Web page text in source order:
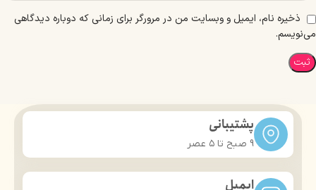
ذخیره نام، ایمیل و وبسایت من در مرورگر برای زمانی که دوباره دیدگاهی
می‌نویسم.
پشتیبانی
9 صبح تا ۵ عصر
ایمیل